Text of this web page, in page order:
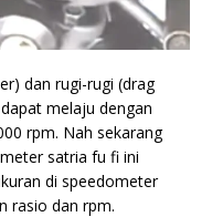
dan rugi-rugi (drag
melaju dengan
rpm. Nah sekarang
satria fu fi ini
di speedometer
rasio dan rpm.